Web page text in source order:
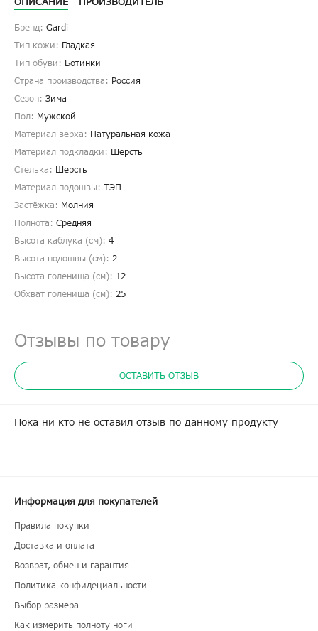
Бренд: Gardi
Тип кожи: Гладкая
Тип обуви: Ботинки
Страна производства: Россия
Сезон: Зима
Пол: Мужской
Материал верха: Натуральная кожа
Материал подкладки: Шерсть
Стелька: Шерсть
Материал подошвы: ТЭП
Застёжка: Молния
Полнота: Средняя
Высота каблука (см): 4
Высота подошвы (см): 2
Высота голенища (cм): 12
Обхват голенища (cм): 25
Отзывы по товару
ОСТАВИТЬ ОТЗЫВ
Пока ни кто не оставил отзыв по данному продукту
Информация для покупателей
Правила покупки
Доставка и оплата
Возврат, обмен и гарантия
Политика конфидециальности
Выбор размера
Как измерить полноту ноги